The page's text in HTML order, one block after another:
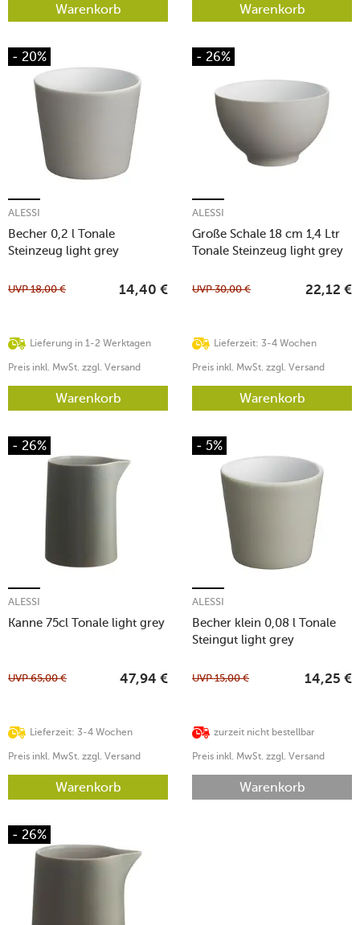
Warenkorb Warenkorb
- 20%
Becher 0,2 l Tonale
Steinzeug light grey
ALESSI
Lieferung in 1-2 Werktagen
UVP18,00 € 14,40 €
Preis inkl. MwSt. zzgl. Versand
Warenkorb
- 26%
Große Schale 18 cm 1,4 Ltr
Tonale Steinzeug light grey
ALESSI
Lieferzeit: 3-4 Wochen
UVP30,00 € 22,12 €
Preis inkl. MwSt. zzgl. Versand
Warenkorb
- 26%
Kanne 75cl Tonale light grey
ALESSI
Lieferzeit: 3-4 Wochen
UVP65,00 € 47,94 €
Preis inkl. MwSt. zzgl. Versand
Warenkorb
- 5%
Becher klein 0,08 l Tonale
Steingut light grey
ALESSI
zurzeit nicht bestellbar
UVP15,00 € 14,25 €
Preis inkl. MwSt. zzgl. Versand
Warenkorb
- 26%